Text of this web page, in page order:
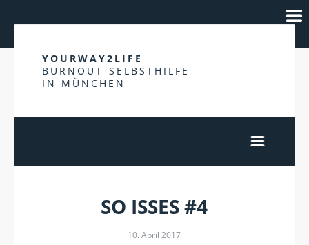
YOURWAY2LIFE
BURNOUT-SELBSTHILFE
IN MÜNCHEN
SO ISSES #4
10. April 2017